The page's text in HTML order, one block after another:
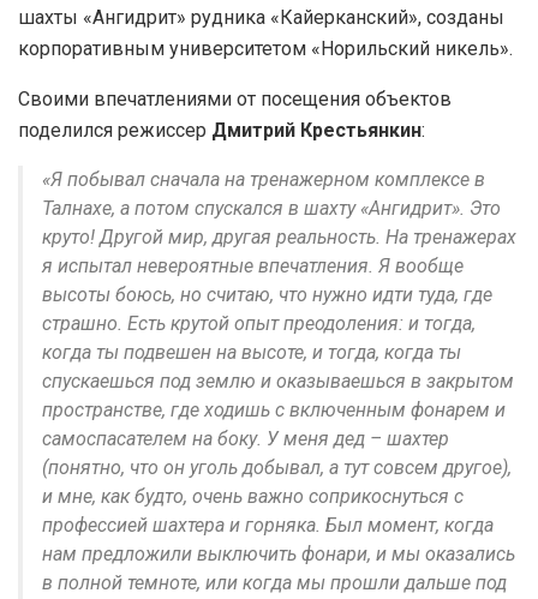
шахты «Ангидрит» рудника «Кайерканский», созданы
корпоративным университетом «Норильский никель».
Своими впечатлениями от посещения объектов
поделился режиссер Дмитрий Крестьянкин:
«Я побывал сначала на тренажерном комплексе в
Талнахе, а потом спускался в шахту «Ангидрит». Это
круто! Другой мир, другая реальность. На тренажерах
я испытал невероятные впечатления. Я вообще
высоты боюсь, но считаю, что нужно идти туда, где
страшно. Есть крутой опыт преодоления: и тогда,
когда ты подвешен на высоте, и тогда, когда ты
спускаешься под землю и оказываешься в закрытом
пространстве, где ходишь с включенным фонарем и
самоспасателем на боку. У меня дед – шахтер
(понятно, что он уголь добывал, а тут совсем другое),
и мне, как будто, очень важно соприкоснуться с
профессией шахтера и горняка. Был момент, когда
нам предложили выключить фонари, и мы оказались
в полной темноте, или когда мы прошли дальше под